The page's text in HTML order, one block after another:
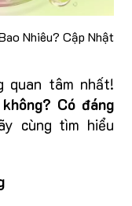
Nhiêu? Cập Nhật
quan tâm nhất!
Có đáng
cùng tìm hiểu